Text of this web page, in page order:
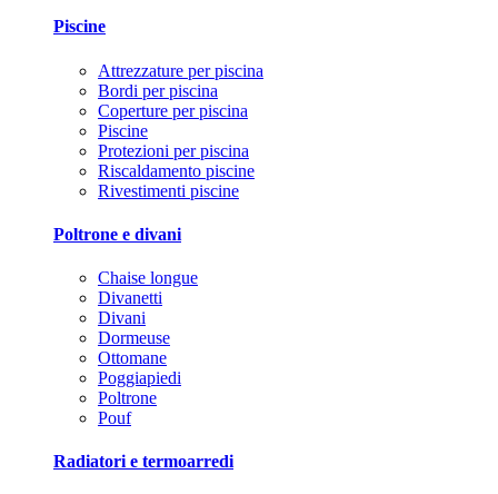
Piscine
Attrezzature per piscina
Bordi per piscina
Coperture per piscina
Piscine
Protezioni per piscina
Riscaldamento piscine
Rivestimenti piscine
Poltrone e divani
Chaise longue
Divanetti
Divani
Dormeuse
Ottomane
Poggiapiedi
Poltrone
Pouf
Radiatori e termoarredi